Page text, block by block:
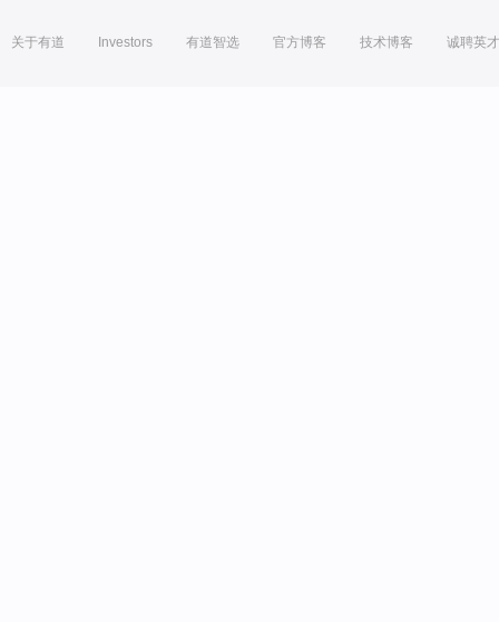
关于有道 Investors 有道智选 官方博客 技术博客 诚聘英才